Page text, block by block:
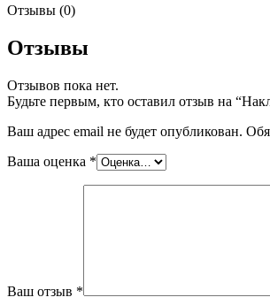
Отзывы (0)
Отзывы
Отзывов пока нет.
Будьте первым, кто оставил отзыв на
Ваш адрес email не будет опубликован.
Ваша оценка *
Ваш отзыв *